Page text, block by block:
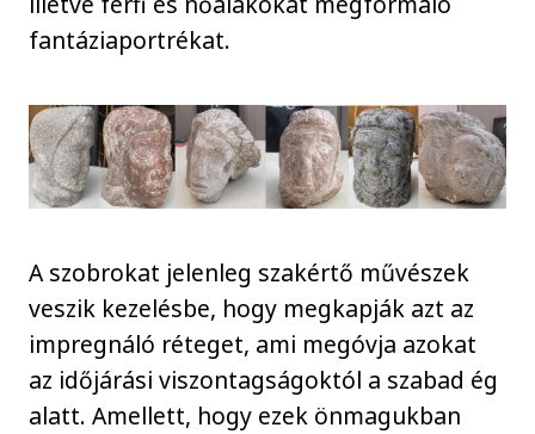
fantáziaportrékat.
A szobrokat jelenleg szakértő művészek
veszik kezelésbe, hogy megkapják azt az
impregnáló réteget, ami megóvja azokat
az időjárási viszontagságoktól a szabad ég
alatt. Amellett, hogy ezek önmagukban